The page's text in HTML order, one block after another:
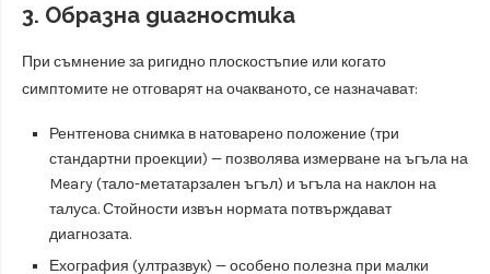
3. Образна диагностика
При съмнение за ригидно плоскостъпие или когато
симптомите не отговарят на очакваното, се назначават:
Рентгенова снимка в натоварено положение (три
стандартни проекции) — позволява измерване на ъгъла на
Meary (тало-метатарзален ъгъл) и ъгъла на наклон на
талуса. Стойности извън нормата потвърждават
диагнозата.
Ехография (ултразвук) — особено полезна при малки